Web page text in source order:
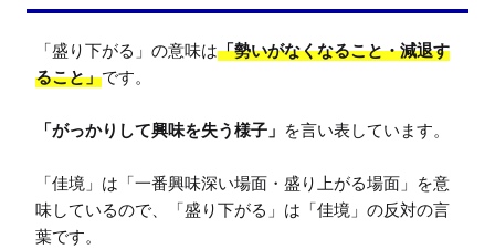
「盛り下がる」の意味は「勢いがなくなること・減退す
ること」です。
「がっかりして興味を失う様子」 を言い表しています。
「佳境」は「一番興味深い場面・盛り上がる場面」を意
味しているので、「盛り下がる」は「佳境」の反対の言
葉です。